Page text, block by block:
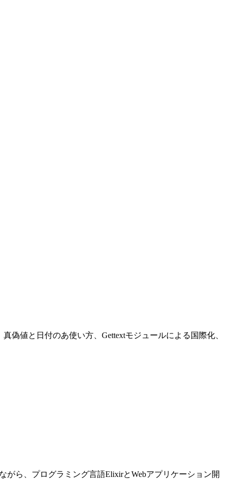
偽値と日付のあ使い方、Gettextモジュールによる国際化、
がら、プログラミング言語ElixirとWebアプリケーション開